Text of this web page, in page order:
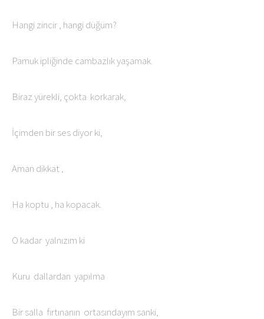
Hangi zincir , hangi düğüm?
Pamuk ipliğinde cambazlık yaşamak.
Biraz yürekli, çokta korkarak,
İçimden bir ses diyor ki,
Aman dikkat ,
Ha koptu , ha kopacak.
O kadar yalnızım ki
Kuru dallardan yapılma
Bir salla fırtınanın ortasındayım sanki,